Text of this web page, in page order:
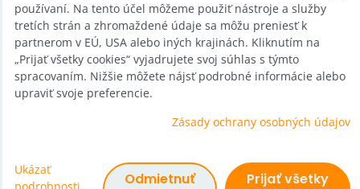
Požičovňa
Promotéri
Kurzy a stretnutia
Veľkoobchod
Predvoľby súkromia
používaní. Na tento účel môžeme použiť nástroje a služby
tretích strán a zhromaždené údaje sa môžu preniesť k
partnerom v EÚ, USA alebo iných krajinách. Kliknutím na
„Prijať všetky cookies“ vyjadrujete svoj súhlas s týmto
spracovaním. Nižšie môžete nájsť podrobné informácie alebo
upraviť svoje preferencie.
Zásady ochrany osobných údajov
Ukázať
Prijať všetky
Odmietnuť